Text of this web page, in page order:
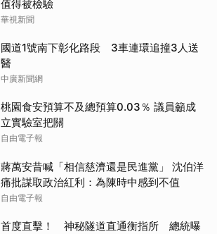
值得被檢驗
華視新聞
國道1號南下彰化路段 3車連環追撞3人送
醫
中廣新聞網
桃園食安預算不及總預算0.03％ 議員籲成
立實驗室把關
自由電子報
蔣萬安昔喊「相信慈濟還是民進黨」 沈伯洋
痛批謀取政治紅利：為陳時中感到不值
自由電子報
首度直擊！ 神秘隧道直通衡指所 總統曝